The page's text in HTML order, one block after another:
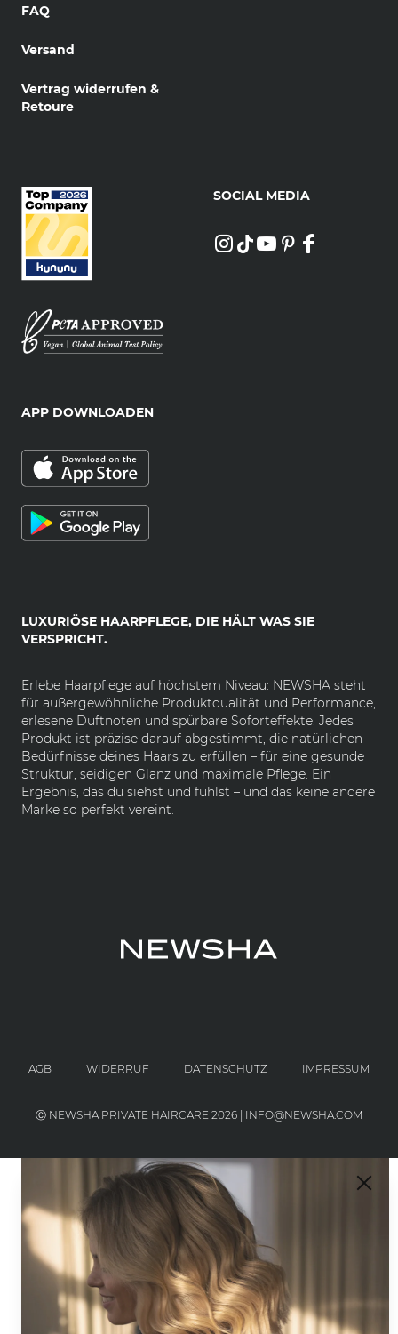
FAQ
Versand
Vertrag widerrufen &
Retoure
LUXURIÖSE HAARPFLEGE, DIE HÄLT WAS SIE
VERSPRICHT.
Erlebe Haarpflege auf höchstem Niveau: NEWSHA steht
für außergewöhnliche Produktqualität und Performance,
erlesene Duftnoten und spürbare Soforteffekte. Jedes
Produkt ist präzise darauf abgestimmt, die natürlichen
Bedürfnisse deines Haars zu erfüllen – für eine gesunde
Struktur, seidigen Glanz und maximale Pflege. Ein
Ergebnis, das du siehst und fühlst – und das keine andere
Marke so perfekt vereint.
SOCIAL MEDIA
APP DOWNLOADEN
Ⓒ NEWSHA PRIVATE HAIRCARE 2026 | INFO@NEWSHA.COM
AGB WIDERRUF DATENSCHUTZ IMPRESSUM